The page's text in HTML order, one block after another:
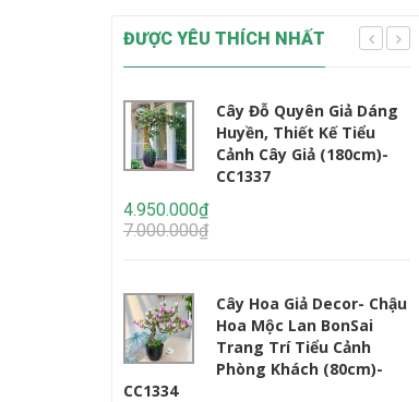
ĐƯỢC YÊU THÍCH NHẤT
Cây Đỗ Quyên Giả Dáng
Huyền, Thiết Kế Tiểu
Cảnh Cây Giả (180cm)-
CC1337
4.950.000₫
7.000.000₫
Cây Hoa Giả Decor- Chậu
Hoa Mộc Lan BonSai
Trang Trí Tiểu Cảnh
Phòng Khách (80cm)-
CC1334